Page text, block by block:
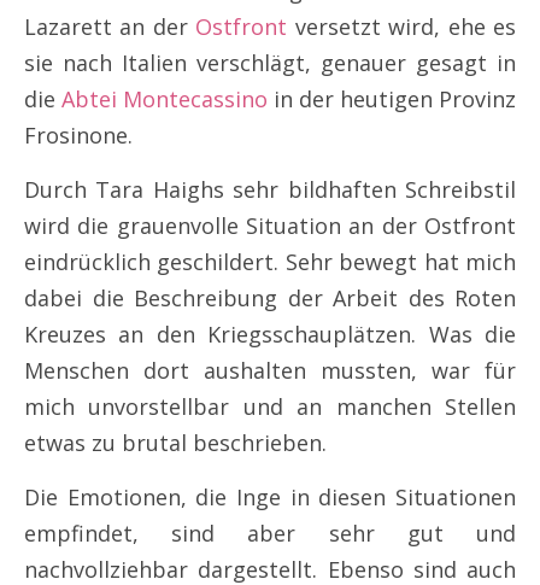
Lazarett an der Ostfront versetzt wird, ehe es
sie nach Italien verschlägt, genauer gesagt in
die Abtei Montecassino in der heutigen Provinz
Frosinone.
Durch Tara Haighs sehr bildhaften Schreibstil
wird die grauenvolle Situation an der Ostfront
eindrücklich geschildert. Sehr bewegt hat mich
dabei die Beschreibung der Arbeit des Roten
Kreuzes an den Kriegsschauplätzen. Was die
Menschen dort aushalten mussten, war für
mich unvorstellbar und an manchen Stellen
etwas zu brutal beschrieben.
Die Emotionen, die Inge in diesen Situationen
empfindet, sind aber sehr gut und
nachvollziehbar dargestellt. Ebenso sind auch